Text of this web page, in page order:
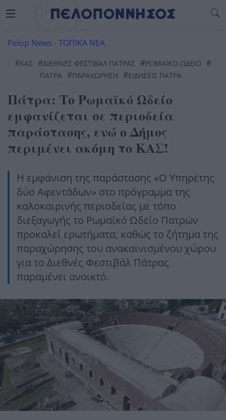
Pelop News -ΤΟΠΙΚΑ ΝΕΑ
#ΚΑΣ #ΔΙΕΘΝΈΣ ΦΕΣΤΙΒΆΛ ΠΆΤΡΑΣ #ΡΩΜΑΪΚΌ ΩΔΕΊΟ #
ΠΆΤΡΑ #ΠΑΡΑΧΩΡΗΣΗ #ΕΙΔΗΣΕΙΣ ΠΑΤΡΑ
Πάτρα: Το Ρωμαϊκό Ωδείο
εμφανίζεται σε περιοδεία
παράστασης, ενώ ο Δήμος
περιμένει ακόμη το ΚΑΣ!
Η εμφάνιση της παράστασης «Ο Υπηρέτης
δύο Αφεντάδων» στο πρόγραμμα της
καλοκαιρινής περιοδείας με τόπο
διεξαγωγής το Ρωμαϊκό Ωδείο Πατρών
προκαλεί ερωτήματα, καθώς το ζήτημα της
παραχώρησης του ανακαινισμένου χώρου
για το Διεθνές Φεστιβάλ Πάτρας
παραμένει ανοικτό.